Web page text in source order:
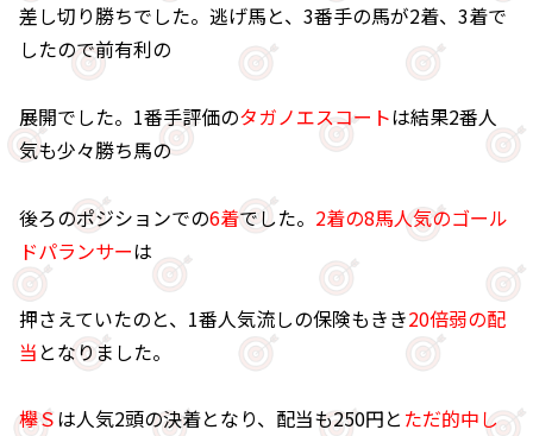
差し切り勝ちでした。逃げ馬と、3番手の馬が2着、3着で
したので前有利の
展開でした。1番手評価のタガノエスコートは結果2番人
気も少々勝ち馬の
後ろのポジションでの6着でした。 2着の8馬人気のゴール
ドパランサーは
押さえていたのと、1番人気流しの保険もきき20倍弱の配
当 となりました。
欅Ｓは人気2頭の決着となり、配当も250円と ただ的中し